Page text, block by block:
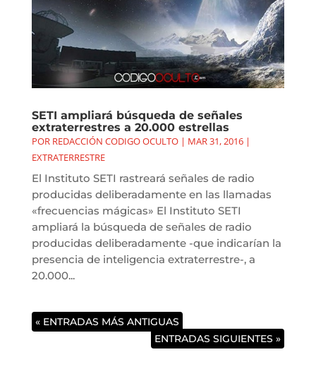
SETI ampliará búsqueda de señales
extraterrestres a 20.000 estrellas
POR REDACCIÓN CODIGO OCULTO| MAR 31, 2016|
EXTRATERRESTRE
El Instituto SETI rastreará señales de radio
producidas deliberadamente en las llamadas
«frecuencias mágicas» El Instituto SETI
ampliará la búsqueda de señales de radio
producidas deliberadamente -que indicarían la
presencia de inteligencia extraterrestre-, a
20.000...
« ENTRADAS MÁS ANTIGUAS
ENTRADAS SIGUIENTES »